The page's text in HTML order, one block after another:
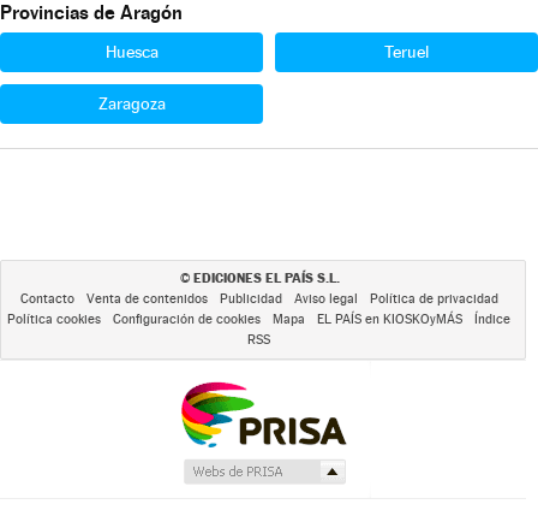
Provincias de Aragón
Huesca Teruel
Zaragoza
© EDICIONES EL PAÍS S.L.
Contacto Venta de contenidos Publicidad Aviso legal
Política de privacidad
Política cookies
Configuración de cookies Mapa EL PAÍS en KIOSKOyMÁS
Índice
RSS